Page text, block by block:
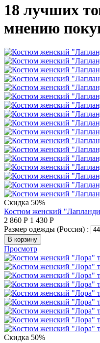
18 лучших
мнению
Скидка 50%
Костюм женский
2 860 Р 1 430 Р
Размер одежды (Россия) :
В корзину
Просмотр
Скидка 50%